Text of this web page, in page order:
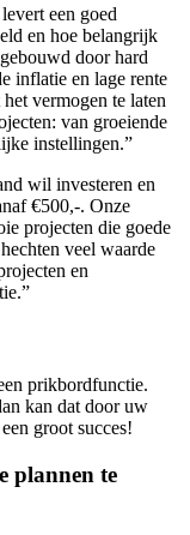
een goed
en hoe belangrijk
door hard
inflatie en lage rente
vermogen te laten
van groeiende
instellingen.”
wil investeren en
€500,-. Onze
projecten die goede
veel waarde
en
prikbordfunctie.
kan dat door uw
groot succes!
plannen te